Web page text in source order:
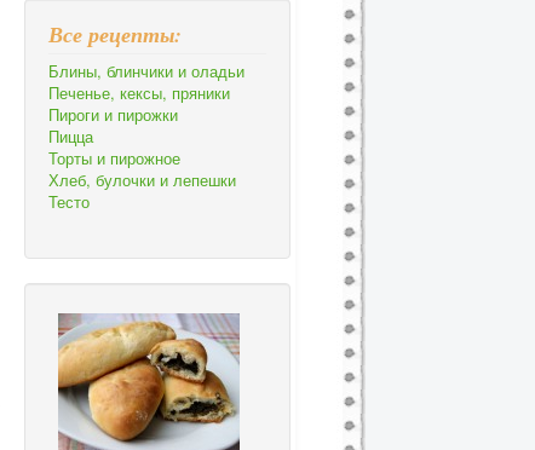
Все рецепты:
Блины, блинчики и оладьи
Печенье, кексы, пряники
Пироги и пирожки
Пицца
Торты и пирожное
Хлеб, булочки и лепешки
Тесто